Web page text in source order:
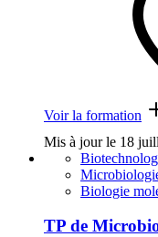
Voir la formation
Mis à jour le 18
Biologie
TP de